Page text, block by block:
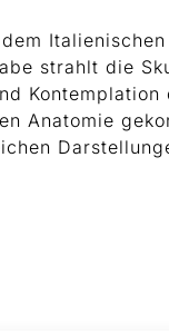
strahlt die
Anatomie